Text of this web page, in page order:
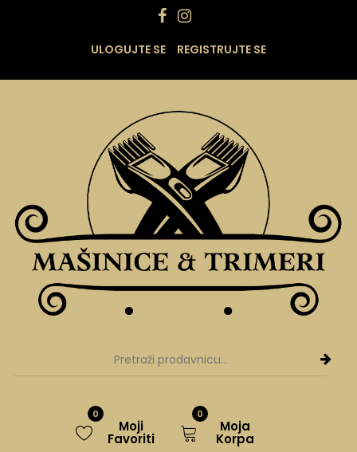
ULOGUJTE SE REGISTRUJTE SE
0
Moji
Favoriti
0
Moja
Korpa